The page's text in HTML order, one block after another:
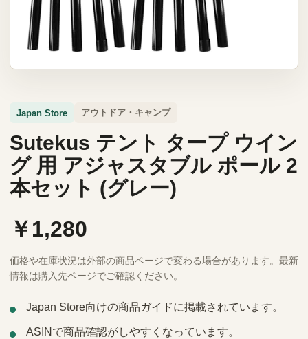
Japan Store アウトドア・キャンプ
Sutekus テント タープ ウイン
グ 用 アジャスタブル ポール 2
本セット (グレー)
￥1,280
価格や在庫状況は外部の商品ページで変わる場合があります。最新
情報は購入先ページでご確認ください。
Japan Store向けの商品ガイドに掲載されています。
ASINで商品確認がしやすくなっています。